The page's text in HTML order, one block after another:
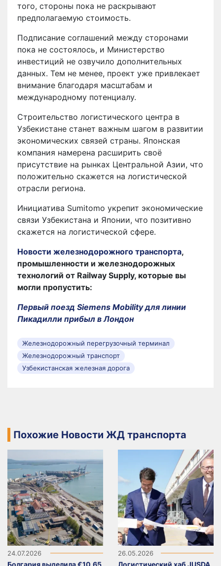
того, стороны пока не раскрывают
предполагаемую стоимость.
Подписание соглашений между сторонами
пока не состоялось, и Министерство
инвестиций не озвучило дополнительных
данных. Тем не менее, проект уже привлекает
внимание благодаря масштабам и
международному потенциалу.
Строительство логистического центра в
Узбекистане станет важным шагом в развитии
экономических связей страны. Японская
компания намерена расширить своё
присутствие на рынках Центральной Азии, что
положительно скажется на логистической
отрасли региона.
Инициатива Sumitomo укрепит экономические
связи Узбекистана и Японии, что позитивно
скажется на логистической сфере.
Новости железнодорожного транспорта,
промышленности и железнодорожных
технологий от Railway Supply, которые вы
могли пропустить:
Первый поезд Siemens Mobility для линии
Пикадилли прибыл в Лондон
Железнодорожный перегрузочный терминал
Железнодорожный транспорт
Узбекистанская железная дорога
Похожие Новости ЖД транспорта
24.07.2026
Болгария выделила €10,65
26.05.2026
Логистический хаб JUSDA